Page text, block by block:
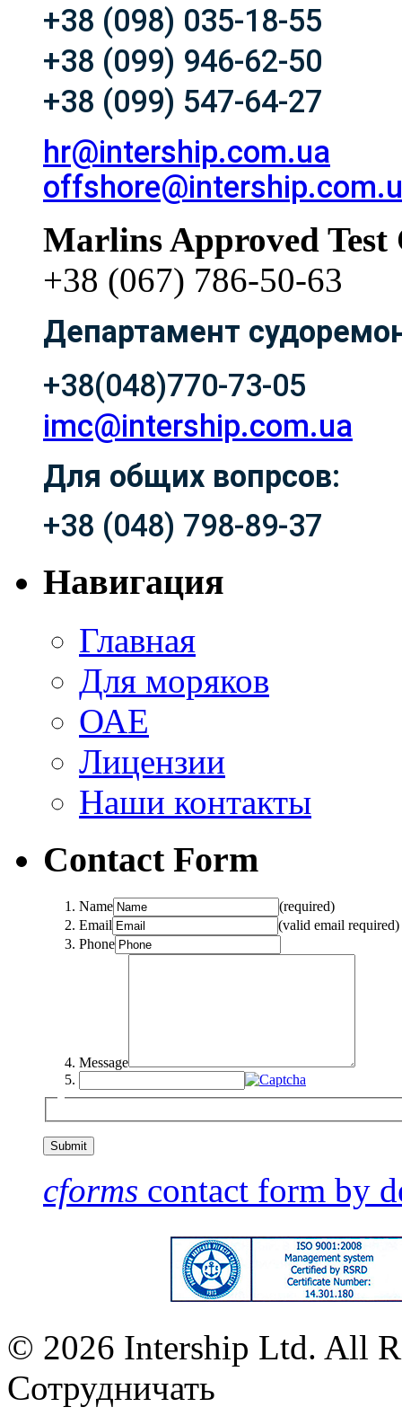
+38 (098) 035-18-55
+38 (099) 946-62-50
+38 (099) 547-64-27
hr@intership.com.ua
Marlins Approved Test
+38 (067) 786-50-63
Департамент
+38(048)770-73-05
imc@intership.com.ua
Для общих вопрсов:
+38 (048) 798-89-37
Навигация
Главная
Для моряков
ОАЕ
Лицензии
Наши контакты
Contact Form
Name
(required)
Email
(valid email required)
Phone
Message
cforms contact form by
© 2026 Intership Ltd. All
Сотрудничать